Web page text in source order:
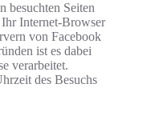
besuchten Seiten
Internet-Browser
von Facebook
ist es dabei
verarbeitet.
des Besuchs